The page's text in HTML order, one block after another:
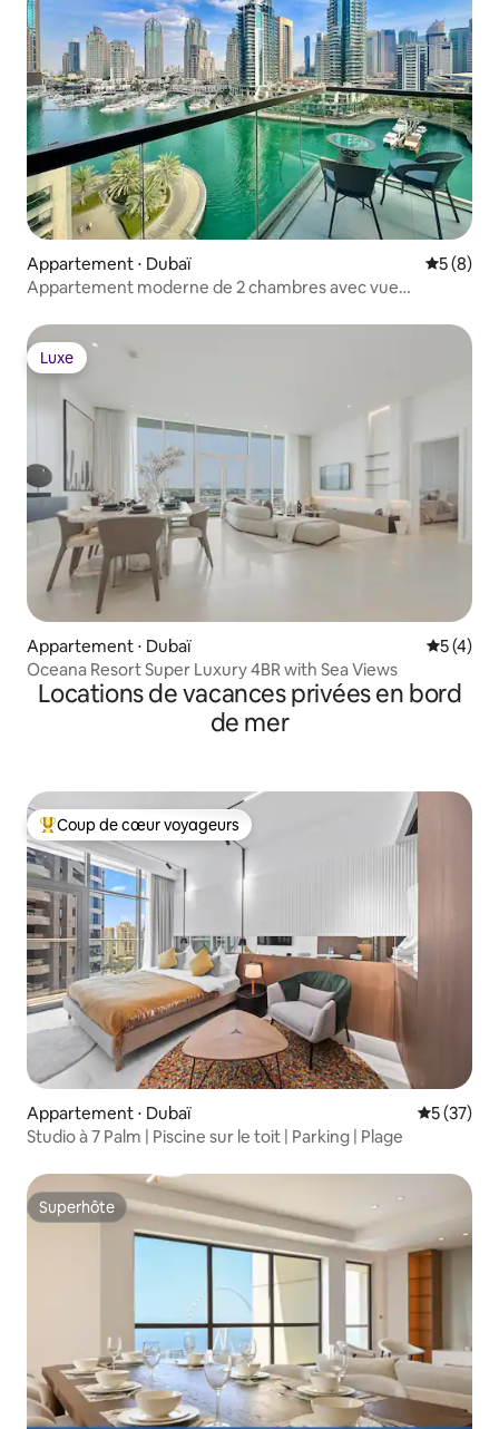
Appartement ⋅ Dubaï
5 (8)
Appartement moderne de 2 chambres avec vue
Luxe
Luxe
Appartement ⋅ Dubaï
5 (4)
Oceana Resort Super Luxury 4BR with Sea Views
Locations de vacances privées en bord
de mer
Coups de cœur voyageurs les plus appréciés
Coup de cœur voyageurs
Appartement ⋅ Dubaï
5 (37)
Studio à 7 Palm | Piscine sur le toit | Parking | Plage
Superhôte
Superhôte